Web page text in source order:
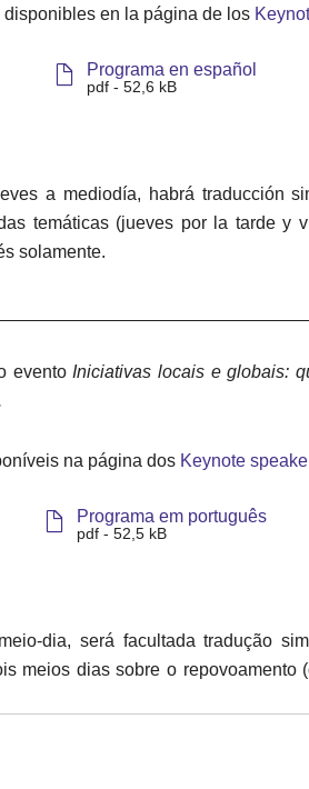
en la página de los
Programa en español
pdf - 52,6 kB
a mediodía, habrá traducción
temáticas (jueves por la tarde y
solamente.
evento Iniciativas locais e globais:
na página dos Keynote
Programa em português
pdf - 52,5 kB
dia, será facultada tradução
meios dias sobre o repovoamento